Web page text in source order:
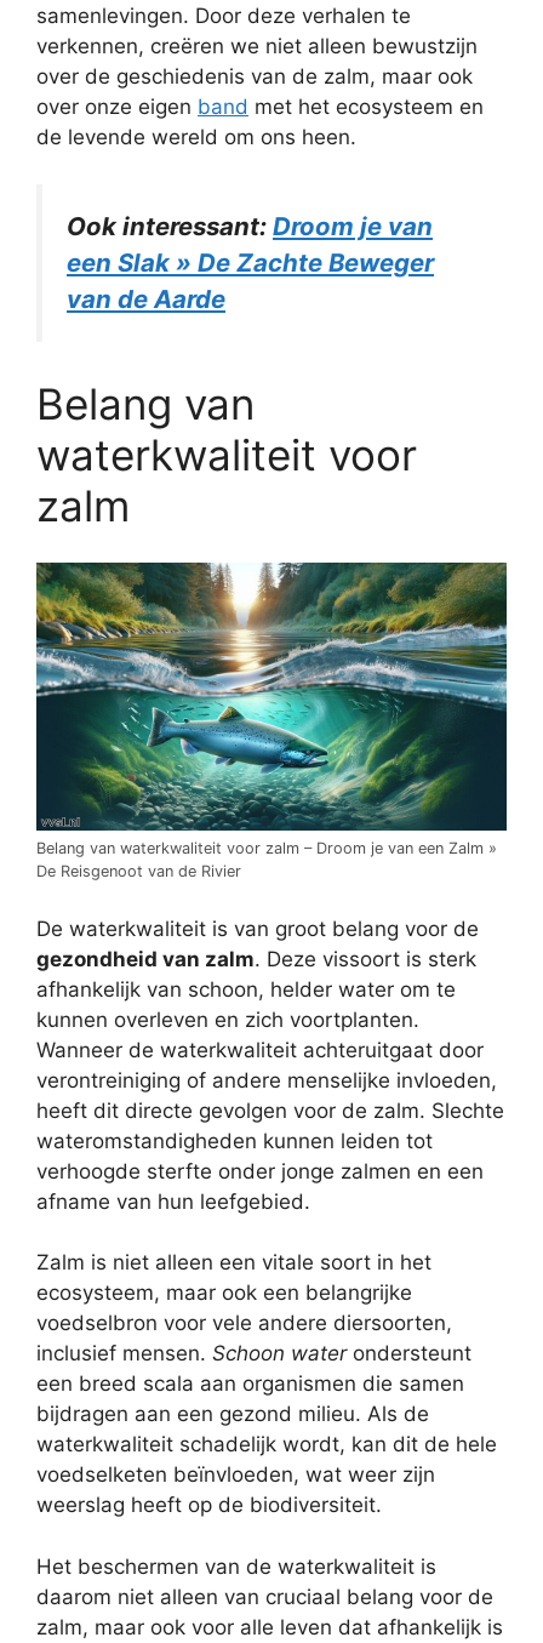
samenlevingen. Door deze verhalen te
verkennen, creëren we niet alleen bewustzijn
over de geschiedenis van de zalm, maar ook
over onze eigen band met het ecosysteem en
de levende wereld om ons heen.
Ook interessant: Droom je van
een Slak » De Zachte Beweger
van de Aarde
Belang van
waterkwaliteit voor
zalm
Belang van waterkwaliteit voor zalm – Droom je van een Zalm »
De Reisgenoot van de Rivier
De waterkwaliteit is van groot belang voor de
gezondheid van zalm. Deze vissoort is sterk
afhankelijk van schoon, helder water om te
kunnen overleven en zich voortplanten.
Wanneer de waterkwaliteit achteruitgaat door
verontreiniging of andere menselijke invloeden,
heeft dit directe gevolgen voor de zalm. Slechte
wateromstandigheden kunnen leiden tot
verhoogde sterfte onder jonge zalmen en een
afname van hun leefgebied.
Zalm is niet alleen een vitale soort in het
ecosysteem, maar ook een belangrijke
voedselbron voor vele andere diersoorten,
inclusief mensen. Schoon waterondersteunt
een breed scala aan organismen die samen
bijdragen aan een gezond milieu. Als de
waterkwaliteit schadelijk wordt, kan dit de hele
voedselketen beïnvloeden, wat weer zijn
weerslag heeft op de biodiversiteit.
Het beschermen van de waterkwaliteit is
daarom niet alleen van cruciaal belang voor de
zalm, maar ook voor alle leven dat afhankelijk is